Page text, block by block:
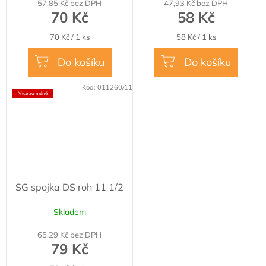
57,85 Kč bez DPH
70 Kč
Měrná
cena:
70 Kč / 1 ks
Do košíku
47,93 Kč bez DPH
58 Kč
Měrná
cena:
58 Kč / 1 ks
Do košíku
Více za méně
SG spojka DS roh 11 1/2
Skladem
65,29 Kč bez DPH
79 Kč
Kód: 011260/11